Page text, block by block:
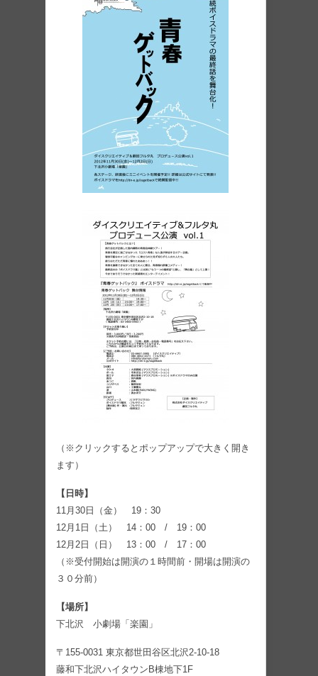
（※クリックするとポップアップで大きく開き
ます）
【日時】
11月30日（金） 19：30
12月1日（土） 14：00 / 19：00
12月2日（日） 13：00 / 17：00
（※受付開始は開演の１時間前・開場は開演の
３０分前）
【場所】
下北沢 小劇場「楽園」
〒155-0031 東京都世田谷区北沢2-10-18
藤和下北沢ハイタウンB棟地下1F